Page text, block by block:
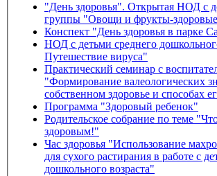
"День здоровья". Открытая НОД с
группы "Овощи и фрукты-
Конспект "День здоровья в парке
НОД с детьми среднего
Путешествие вируса"
Практический семинар с
"Формирование валеологических
собственном здоровье и способах
Программа "Здоровый ребенок"
Родительское собрание по теме
здоровым!"
Час здоровья "Использование
для сухого растирания в работе с
дошкольного возраста"